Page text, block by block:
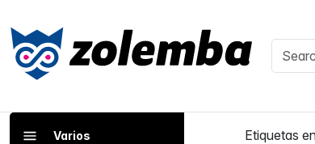
Varios Etiquetas